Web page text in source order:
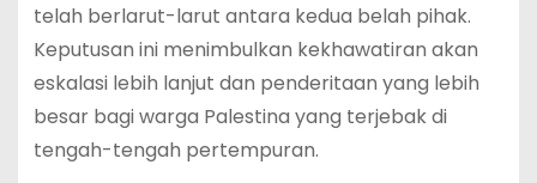
telah berlarut-larut antara kedua belah pihak.
Keputusan ini menimbulkan kekhawatiran akan
eskalasi lebih lanjut dan penderitaan yang lebih
besar bagi warga Palestina yang terjebak di
tengah-tengah pertempuran.